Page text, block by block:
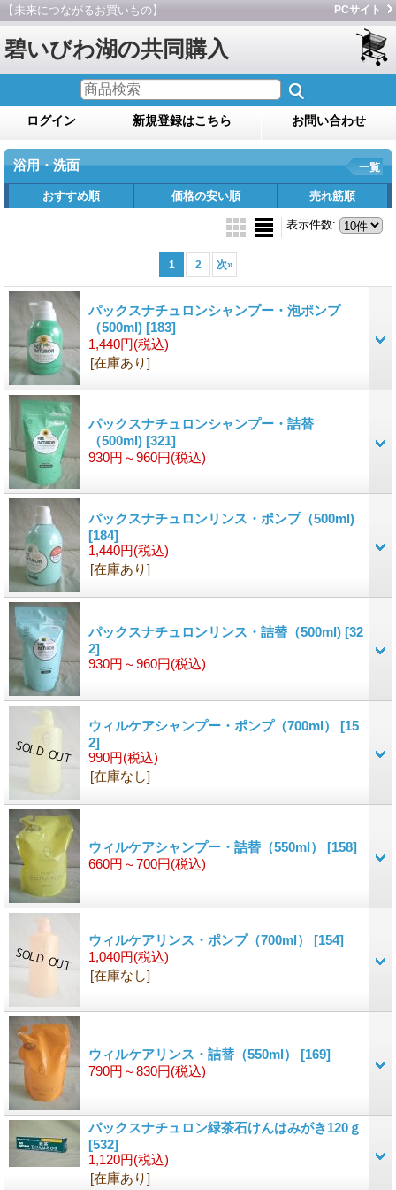
【未来につながるお買いもの】 PCサイト
碧いびわ湖の共同購入
ログイン 新規登録はこちら お問い合わせ
浴用・洗面 一覧
おすすめ順 価格の安い順 売れ筋順
表示件数:
1 2 次»
パックスナチュロンシャンプー・泡ポンプ
（500ml) [183]
1,440円(税込)
[在庫あり]
パックスナチュロンシャンプー・詰替
（500ml) [321]
930円～960円(税込)
パックスナチュロンリンス・ポンプ（500ml)
[184]
1,440円(税込)
[在庫あり]
パックスナチュロンリンス・詰替（500ml) [32
2]
930円～960円(税込)
ウィルケアシャンプー・ポンプ（700ml） [15
2]
990円(税込)
[在庫なし]
ウィルケアシャンプー・詰替（550ml） [158]
660円～700円(税込)
ウィルケアリンス・ポンプ（700ml） [154]
1,040円(税込)
[在庫なし]
ウィルケアリンス・詰替（550ml） [169]
790円～830円(税込)
パックスナチュロン緑茶石けんはみがき120ｇ
[532]
1,120円(税込)
[在庫あり]